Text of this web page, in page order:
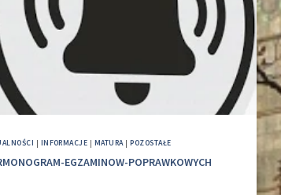
| INFORMACJE | MATURA|POZOSTAŁE
EGZAMINOW-POPRAWKOWYCH